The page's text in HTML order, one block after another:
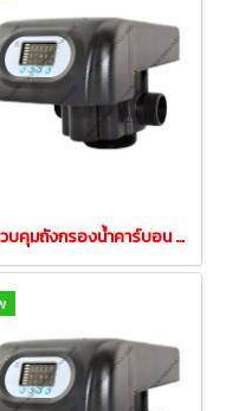
หัวควบคุมถังกรองน้ำคาร์บอน Auto Valve อัตโนมัติ N75A 4นิ้ว